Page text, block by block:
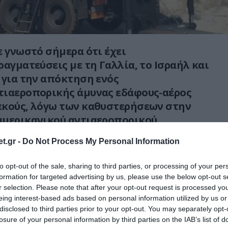
- Do Not Process My Personal Information
opt-out of the sale, sharing to third parties, or processing of your
for targeted advertising by us, please use the below opt-out
selection. Please note that after your opt-out request is processed
interest-based ads based on personal information utilized by us
to third parties prior to your opt-out. You may separately
of your personal information by third parties on the IAB’s list of
γνωστό σήμερα ότι έχει
με τη Γαλλία, το Ισραήλ και
την απόκτηση ενός
άμυνας εδάφους-αέρος
λόγω των καθυστερήσεων στην
αντιαεροπορικού
με Γάλλους, Ισραηλινούς και Νοτιοκορεάτες
σκοπό την απόκτηση ενός επιπλέον
θα επέτρεπε την ταχεία ενίσχυση της
εξ αποστάσεως», ανέφερε στην